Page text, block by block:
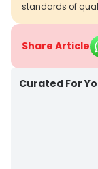
standards of
Share Article
Curated For